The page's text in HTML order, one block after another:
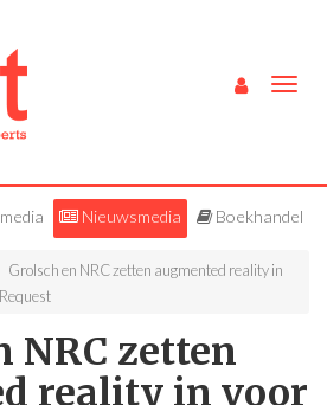
Nieuwsmedia Boekhandel
Grolsch en NRC zetten augmented reality in
NRC zetten
reality in voor